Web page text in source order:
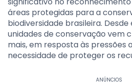
áreas protegidas para a
biodiversidade brasileira.
unidades de conservação vem
mais, em resposta às pressões
necessidade de proteger os
ANÚNCIOS